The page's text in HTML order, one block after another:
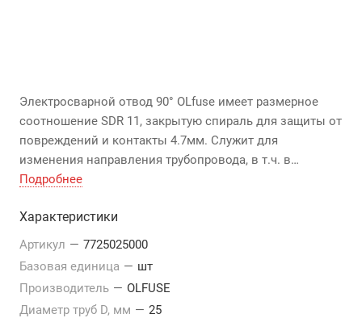
Электросварной отвод 90° OLfuse имеет размерное
соотношение SDR 11, закрытую спираль для защиты от
повреждений и контакты 4.7мм. Служит для
изменения направления трубопровода, в т.ч. в
стесненных условиях. Предназначен для монтажа
газопроводов до 1,6 МПа.
Подробнее
Характеристики
Артикул — 7725025000
Базовая единица — шт
Производитель — OLFUSE
Диаметр труб D, мм — 25